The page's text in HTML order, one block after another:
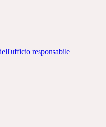
responsabile